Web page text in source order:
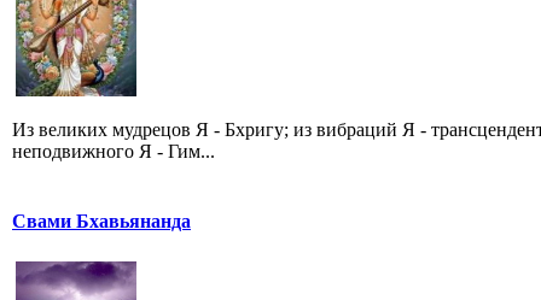
Из великих мудрецов Я - Бхригу; из вибраций Я -
неподвижного Я - Гим...
Свами Бхавьянанда